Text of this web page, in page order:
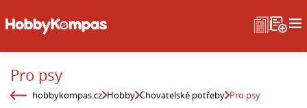
Pro psy
hobbykompas.cz Hobby Chovatelské potřeby Pro psy